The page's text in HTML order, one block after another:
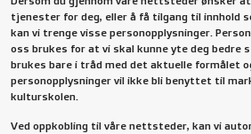
tjenester for deg, eller å få tilgang til innhold
kan vi trenge visse personopplysninger.
oss brukes for at vi skal kunne yte deg bedre
brukes bare i tråd med det aktuelle formålet
personopplysninger vil ikke bli benyttet til
kulturskolen.
Ved oppkobling til våre nettsteder, kan vi